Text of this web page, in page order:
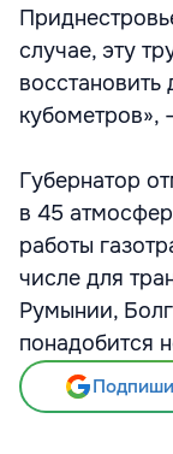
случае, эту
кубометров»,
Губернатор
в 45
работы
числе для
Румынии,
понадобится